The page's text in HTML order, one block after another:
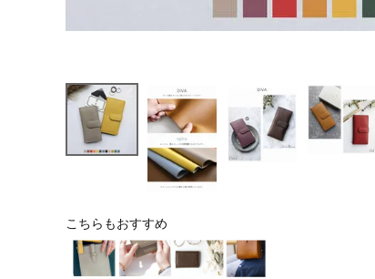
こちらもおすすめ